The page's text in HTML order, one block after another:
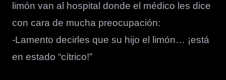
limón van al hospital donde el médico les dice
con cara de mucha preocupación:
-Lamento decirles que su hijo el limón… ¡está
en estado “cítrico!”